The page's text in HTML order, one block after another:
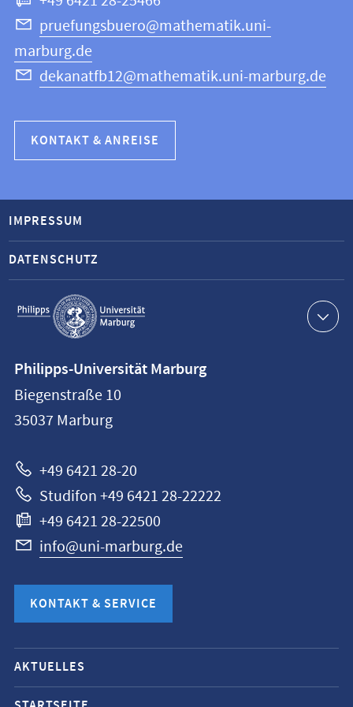
pruefungsbuero@mathematik.uni-
marburg.de
dekanatfb12@mathematik.uni-marburg.de
KONTAKT & ANREISE
Service-
Navigation
IMPRESSUM
DATENSCHUTZ
Philipps-
Universität
Marburg
Philipps-Universität Marburg
Biegenstraße 10
35037 Marburg
+49 6421 28-20
Studifon +49 6421 28-22222
+49 6421 28-22500
info@uni-marburg.de
KONTAKT & SERVICE
Mobile-
Service-
AKTUELLES